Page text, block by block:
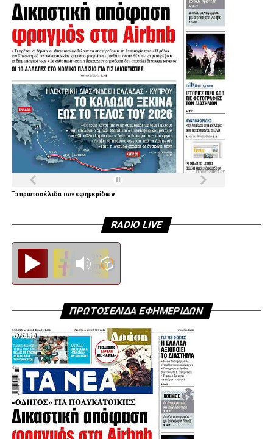
Ταπρωτοσέλιδατωνεφημερίδων
RADIO LIVE
ΠΡΩΤΟΣΕΛΙΔΑ ΕΦΗΜΕΡΙΔΩΝ